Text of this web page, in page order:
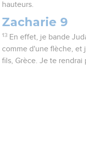
hauteurs.
Zacharie 9
13 En effet, je bande
comme d'une flèche, et
fils, Grèce. Je te rendrai